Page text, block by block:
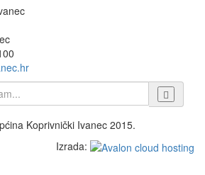
Koprivnički Ivanec 2015.
Izrada: